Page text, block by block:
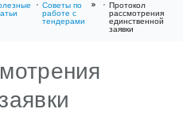
Советы по
работе с
тендерами
Протокол
рассмотрения
единственной
заявки